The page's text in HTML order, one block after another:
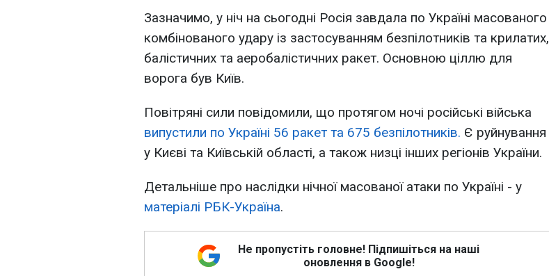
Зазначимо, у ніч на сьогодні Росія завдала по Україні масованого
комбінованого удару із застосуванням безпілотників та крилатих,
балістичних та аеробалістичних ракет. Основною ціллю для
ворога був Київ.
Повітряні сили повідомили, що протягом ночі російські війська
випустили по Україні 56 ракет та 675 безпілотників. Є руйнування
у Києві та Київській області, а також низці інших регіонів України.
Детальніше про наслідки нічної масованої атаки по Україні - у
матеріалі РБК-Україна.
Не пропустіть головне! Підпишіться на наші
оновлення в Google!